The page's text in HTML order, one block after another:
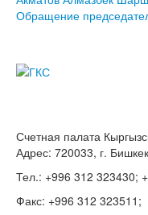
Обращение
Счетная палата
Адрес: 720033, г.
Тел.: +996 312 323430;
Факс: +996 312 323511;